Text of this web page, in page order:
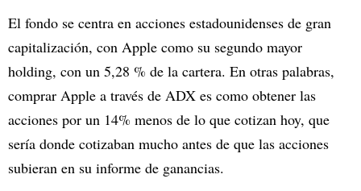
El fondo se centra en acciones estadounidenses de gran
capitalización, con Apple como su segundo mayor
holding, con un 5,28 % de la cartera. En otras palabras,
comprar Apple a través de ADX es como obtener las
acciones por un 14% menos de lo que cotizan hoy, que
sería donde cotizaban mucho antes de que las acciones
subieran en su informe de ganancias.